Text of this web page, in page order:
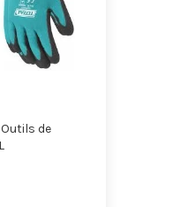
,TOTAL🟩